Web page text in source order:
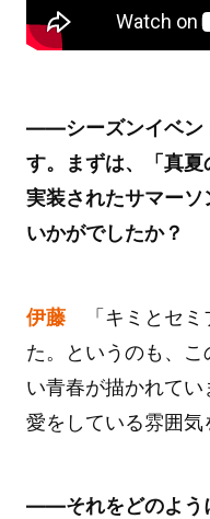
――シーズンイベン
す。まずは、「真
実装されたサマー
いかがでしたか？
伊藤「キミとセミ
た。というのも、
い青春が描かれて
愛をしている雰囲気
――それをどのよう